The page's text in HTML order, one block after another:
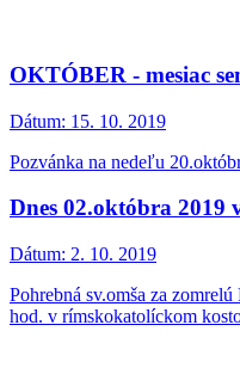
OKTÓBER - mesiac
Dátum: 15. 10. 2019
Pozvánka na nedeľu
Dnes 02.októbra 2019
Dátum: 2. 10. 2019
Pohrebná sv.omša za
hod. v rímskokatolíckom